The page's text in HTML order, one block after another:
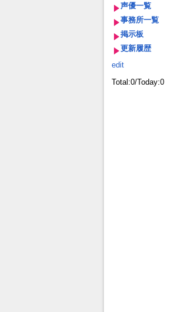
声優一覧
事務所一覧
掲示板
更新履歴
edit
Total:0/Today:0